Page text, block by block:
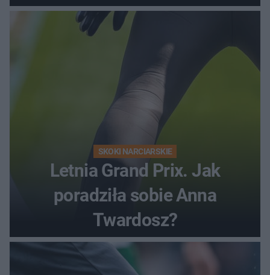
SKOKI NARCIARSKIE
Letnia Grand Prix. Jak
poradziła sobie Anna
Twardosz?